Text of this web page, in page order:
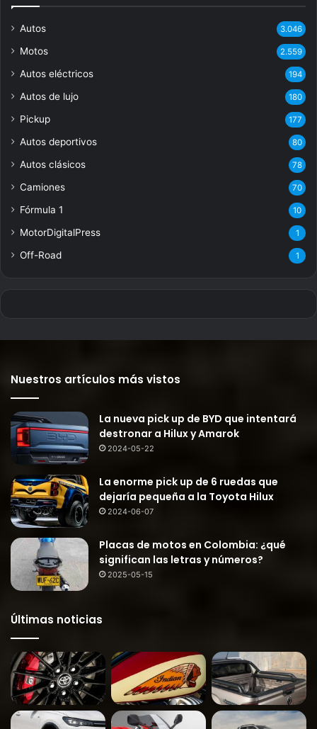
Autos 3.046
Motos 2.559
Autos eléctricos 194
Autos de lujo 180
Pickup 177
Autos deportivos 80
Autos clásicos 78
Camiones 70
Fórmula 1 10
MotorDigitalPress 1
Off-Road 1
Nuestros artículos más vistos
La nueva pick up de BYD que intentará
destronar a Hilux y Amarok
2024-05-22
La enorme pick up de 6 ruedas que
dejaría pequeña a la Toyota Hilux
2024-06-07
Placas de motos en Colombia: ¿qué
significan las letras y números?
2025-05-15
Últimas noticias